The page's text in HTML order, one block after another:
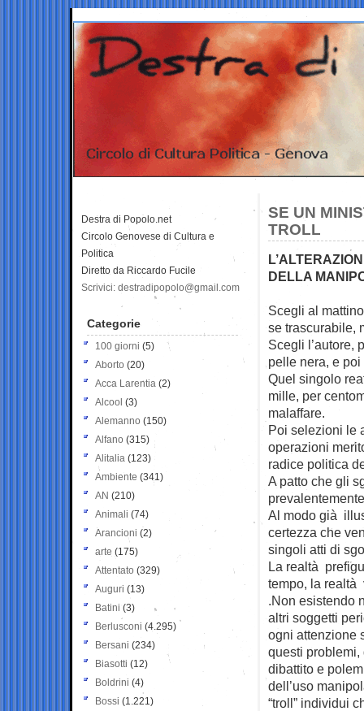
SE UN
TROLL
DELLA
Scegli al
se trascurabile,
Scegli l’autore,
pelle nera, e
Quel singolo
mille, per
malaffare.
Poi selezioni le
operazioni
radice politica
A patto che gli
Al modo già
certezza che
singoli atti di
La realtà
tempo, la realtà
.Non esistendo
altri soggetti
ogni attenzione
questi
dibattito e
dell’uso
“troll” individui
Destra di Popolo.net
Circolo Genovese di Cultura e
Politica
Diretto da Riccardo Fucile
Scrivici: destradipopolo@gmail.com
Categorie
100 giorni (5)
Aborto (20)
Acca Larentia (2)
Alcool (3)
Alemanno (150)
Alfano (315)
Alitalia (123)
Ambiente (341)
AN (210)
Animali (74)
Arancioni (2)
arte (175)
Attentato (329)
Auguri (13)
Batini (3)
Berlusconi (4.295)
Bersani (234)
Biasotti (12)
Boldrini (4)
Bossi (1.221)